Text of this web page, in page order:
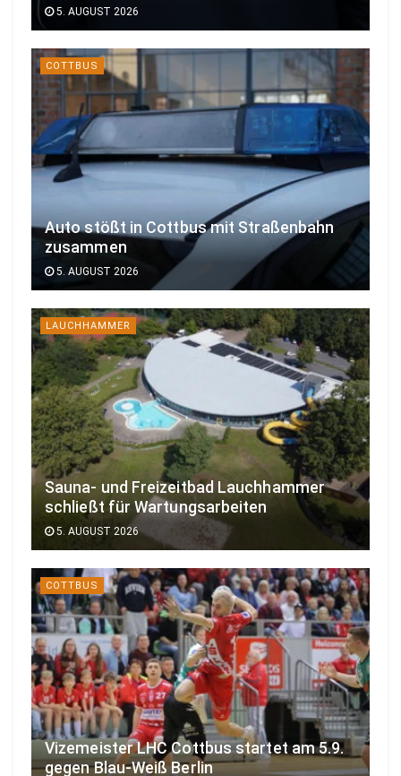
5. AUGUST 2026
COTTBUS
Auto stößt in Cottbus mit Straßenbahn
zusammen
5. AUGUST 2026
LAUCHHAMMER
Sauna- und Freizeitbad Lauchhammer
schließt für Wartungsarbeiten
5. AUGUST 2026
COTTBUS
Vizemeister LHC Cottbus startet am 5.9.
gegen Blau-Weiß Berlin